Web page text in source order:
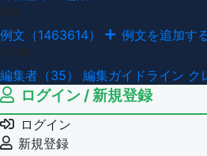
例文（1463614） 例文を追加す
編集者（35） 編集ガイドライン ク
ログイン / 新規登録
ログイン
新規登録